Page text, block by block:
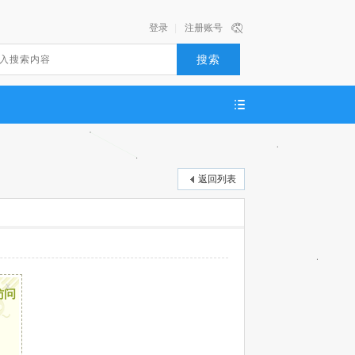
注册账号
登录
搜索
返回列表
问
x